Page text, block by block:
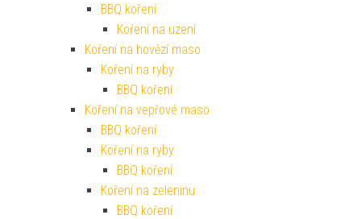
BBQ koření
Koření na uzení
Koření na hovězí maso
Koření na ryby
BBQ koření
Koření na vepřové maso
BBQ koření
Koření na ryby
BBQ koření
Koření na zeleninu
BBQ koření